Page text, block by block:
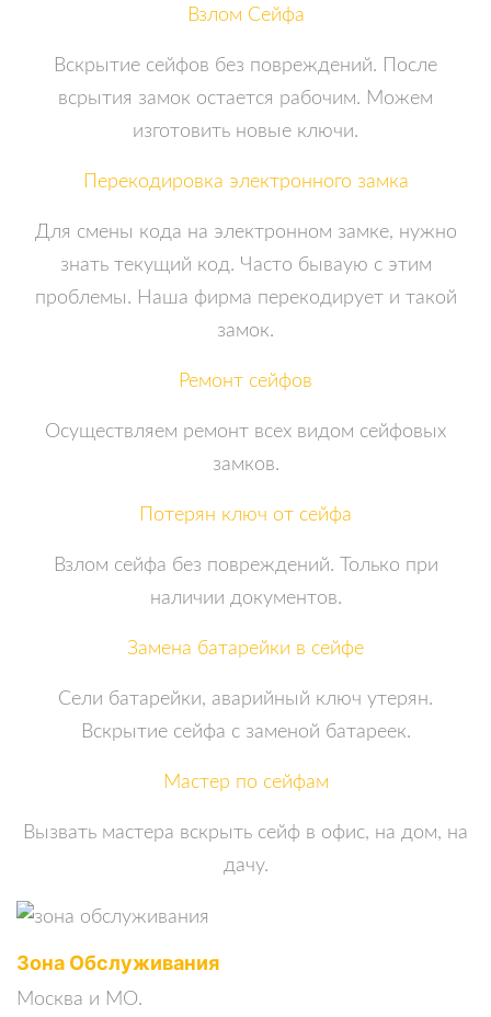
Взлом Сейфа
Вскрытие сейфов без повреждений. После
всрытия замок остается рабочим. Можем
изготовить новые ключи.
Перекодировка электронного замка
Для смены кода на электронном замке, нужно
знать текущий код. Часто бываую с этим
проблемы. Наша фирма перекодирует и такой
замок.
Ремонт сейфов
Осуществляем ремонт всех видом сейфовых
замков.
Потерян ключ от сейфа
Взлом сейфа без повреждений. Только при
наличии документов.
Замена батарейки в сейфе
Сели батарейки, аварийный ключ утерян.
Вскрытие сейфа с заменой батареек.
Мастер по сейфам
Вызвать мастера вскрыть сейф в офис, на дом, на
дачу.
Зона Обслуживания
Москва и МО.